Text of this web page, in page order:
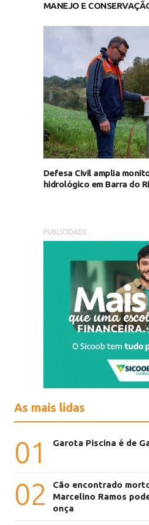
MANEJO E
Defesa Civil amplia
hidrológico em Barra do
PUBLICIDADE
As mais lidas
01 Garota Piscina é de
02
Cão encontrado
Marcelino Ramos
onça